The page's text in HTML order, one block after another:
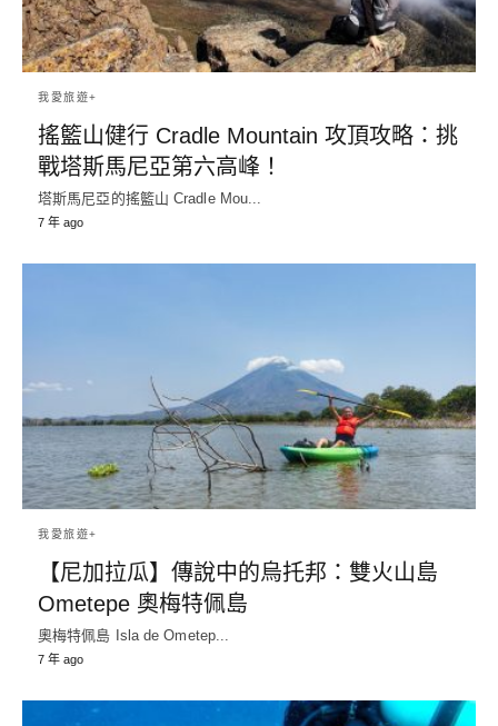
我愛旅遊+
搖籃山健行 Cradle Mountain 攻頂攻略：挑
戰塔斯馬尼亞第六高峰！
塔斯馬尼亞的搖籃山 Cradle Mou...
7 年 ago
我愛旅遊+
【尼加拉瓜】傳說中的烏托邦：雙火山島
Ometepe 奧梅特佩島
奧梅特佩島 Isla de Ometep...
7 年 ago